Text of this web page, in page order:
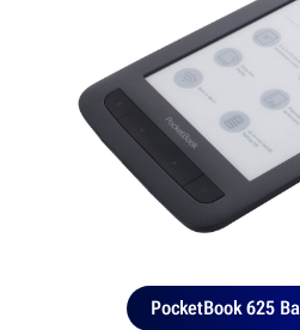
PocketBook 625